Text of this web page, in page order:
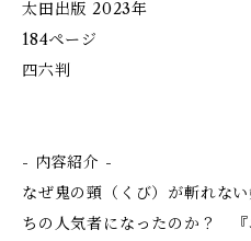
太田出版 2023年
184ページ
四六判
- 内容紹介 -
なぜ鬼の頸（くび）が斬れな
ちの人気者になったのか？